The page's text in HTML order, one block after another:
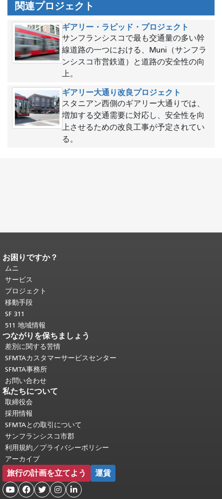
関連プロジェクト
ギアリー・ラピッド・プロジェクト
サンフランシスコで最も交通量の多い幹
線道路の一つにおける、Muni（サンフラ
ンシスコ市営鉄道）と道路の安全性の向
上。
ギアリー大通り改良プロジェクト
スタニアン西側のギアリー大通りでは、
増加する交通需要に対応し、安全性を向
上させるための改良工事が予定されてい
る。
ページコンテンツの終わり。
ジの残りの部分はすべてのページで繰
り返されます。
頭に戻る。
お困りですか？
ムニ
サービス
プロジェクト
移動手段
SF 311
511 地域情報
つながりを保ちましょう
差別に関する苦情
SFMTAカスタマーサービスセンター
SFMTA事務所
お問い合わせ
私たちについて
取締役会
採用情報
SFMTAとの取引について
サンフランシスコ市郡
利用規約／プライバシーポリシー
アーカイブ
旅行の計画を立てよう 運賃
    